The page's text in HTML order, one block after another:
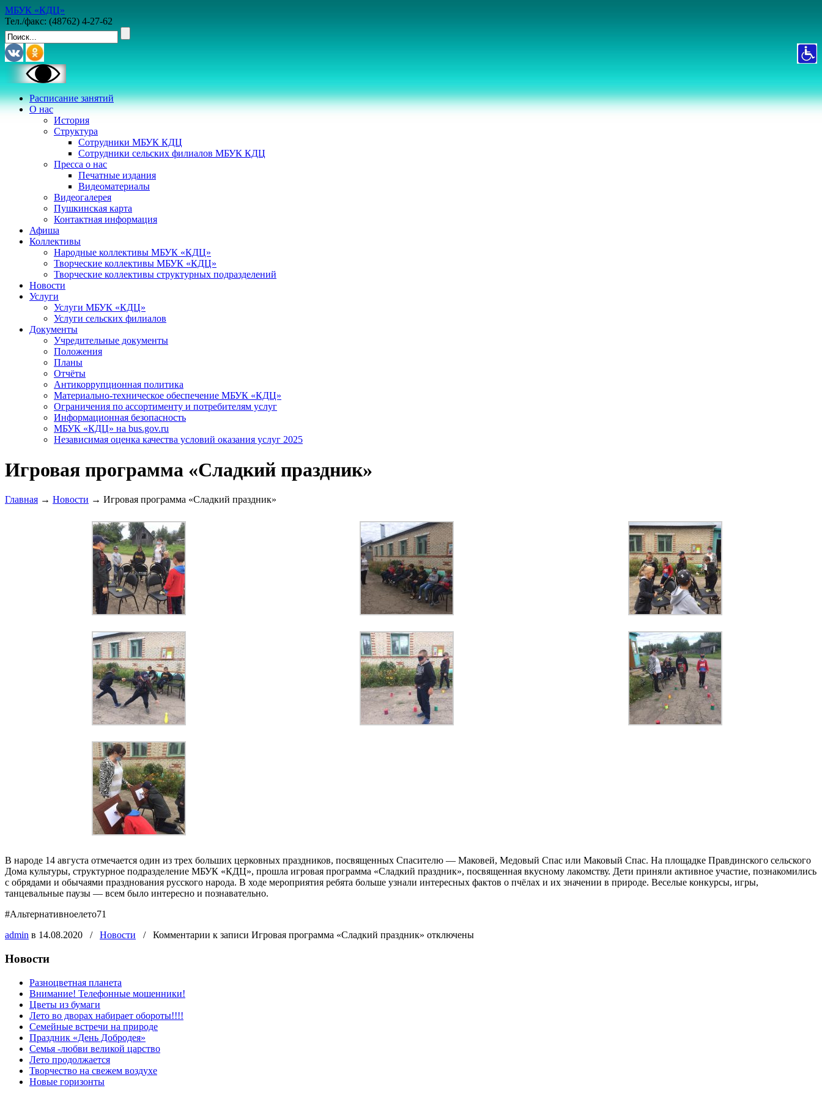
МБУК «КДЦ»
Тел./факс: (48762) 4-27-62
Расписание занятий
О нас
История
Структура
Сотрудники МБУК КДЦ
Сотрудники сельских филиалов МБУК КДЦ
Пресса о нас
Печатные издания
Видеоматериалы
Видеогалерея
Пушкинская карта
Контактная информация
Афиша
Коллективы
Народные коллективы МБУК «КДЦ»
Творческие коллективы МБУК «КДЦ»
Творческие коллективы структурных подразделений
Новости
Услуги
Услуги МБУК «КДЦ»
Услуги сельских филиалов
Документы
Учредительные документы
Положения
Планы
Отчёты
Антикоррупционная политика
Материально-техническое обеспечение МБУК «КДЦ»
Ограничения по ассортименту и потребителям услуг
Информационная безопасность
МБУК «КДЦ» на bus.gov.ru
Независимая оценка качества условий оказания услуг 2025
Игровая программа «Сладкий праздник»
Главная → Новости → Игровая программа «Сладкий праздник»
В народе 14 августа отмечается один из трех больших церковных праздников, посвященных Спасителю — Маковей, Медовый Спас или Маковый Спас. На площадке Правдинского сельского
Дома культуры, структурное подразделение МБУК «КДЦ», прошла игровая программа «Сладкий праздник», посвященная вкусному лакомству. Дети приняли активное участие, познакомились
с обрядами и обычаями празднования русского народа. В ходе мероприятия ребята больше узнали интересных фактов о пчёлах и их значении в природе. Веселые конкурсы, игры,
танцевальные паузы — всем было интересно и познавательно.
#Альтернативноелето71
admin в 14.08.2020 / Новости / Комментарии к записи Игровая программа «Сладкий праздник» отключены
Новости
Разноцветная планета
Внимание! Телефонные мошенники!
Цветы из бумаги
Лето во дворах набирает обороты!!!!
Семейные встречи на природе
Праздник «День Добродея»
Семья -любви великой царство
Лето продолжается
Творчество на свежем воздухе
Новые горизонты